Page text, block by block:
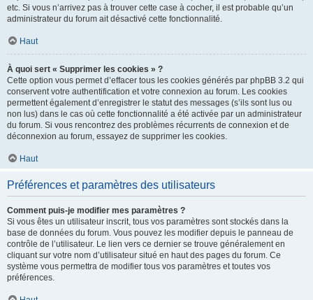
etc. Si vous n’arrivez pas à trouver cette case à cocher, il est probable qu’un
administrateur du forum ait désactivé cette fonctionnalité.
Haut
À quoi sert « Supprimer les cookies » ?
Cette option vous permet d’effacer tous les cookies générés par phpBB 3.2 qui
conservent votre authentification et votre connexion au forum. Les cookies
permettent également d’enregistrer le statut des messages (s’ils sont lus ou
non lus) dans le cas où cette fonctionnalité a été activée par un administrateur
du forum. Si vous rencontrez des problèmes récurrents de connexion et de
déconnexion au forum, essayez de supprimer les cookies.
Haut
Préférences et paramètres des utilisateurs
Comment puis-je modifier mes paramètres ?
Si vous êtes un utilisateur inscrit, tous vos paramètres sont stockés dans la
base de données du forum. Vous pouvez les modifier depuis le panneau de
contrôle de l’utilisateur. Le lien vers ce dernier se trouve généralement en
cliquant sur votre nom d’utilisateur situé en haut des pages du forum. Ce
système vous permettra de modifier tous vos paramètres et toutes vos
préférences.